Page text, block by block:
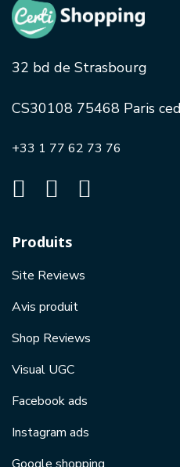
32 bd de Strasbourg
CS30108 75468 Paris
+33 1 77 62 73 76
Produits
Site Reviews
Avis produit
Shop Reviews
Visual UGC
Facebook ads
Instagram ads
Google shopping